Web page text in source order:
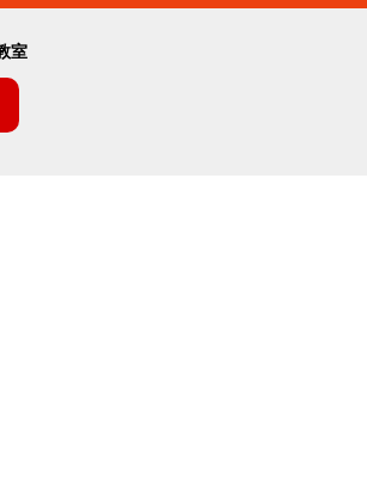
室